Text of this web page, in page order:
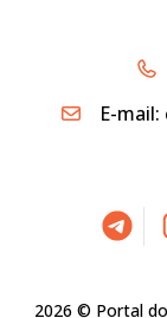
E-mail:
2026 © Portal